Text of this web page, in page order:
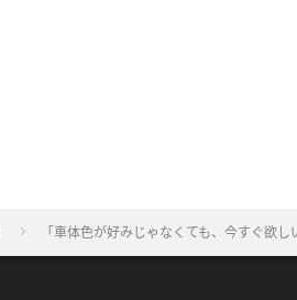
「車体色が好みじゃなくても、今すぐ欲